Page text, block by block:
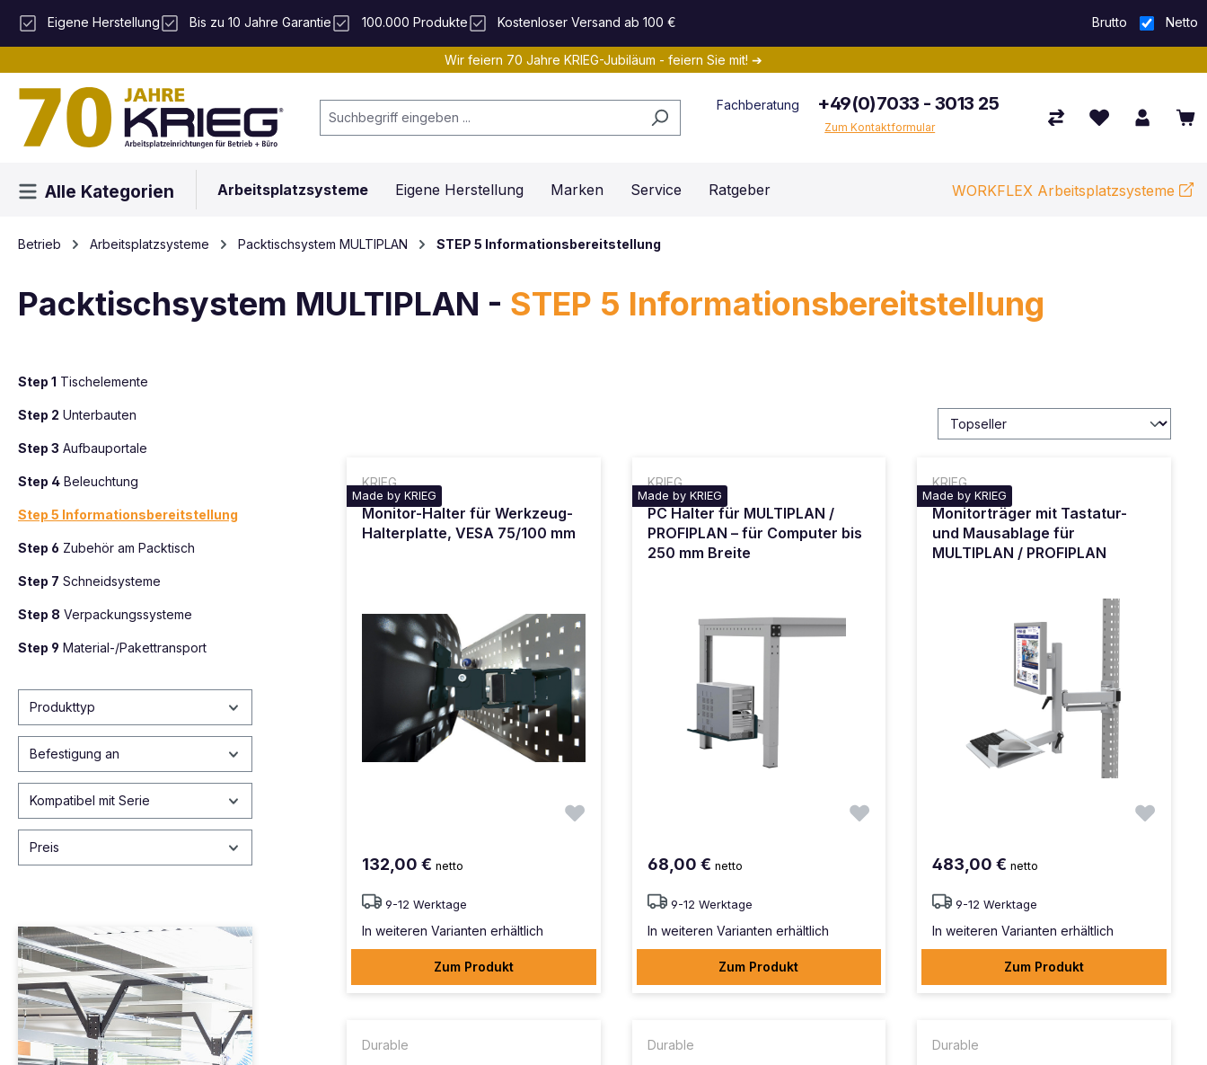
Hauptinhalt springen
Zur Suche springen
Zur Hauptnavigation springen
Eigene Herstellung Bis zu 10 Jahre Garantie 100.000 Produkte Kostenloser Versand ab 100 € Brutto Netto
Wir feiern 70 Jahre KRIEG-Jubiläum - feiern Sie mit! ➔
Fachberatung +49(0)7033 - 3013 25
Zum Kontaktformular
Alle Kategorien Arbeitsplatzsysteme Eigene Herstellung Marken Service Ratgeber WORKFLEX Arbeitsplatzsysteme
Betrieb Arbeitsplatzsysteme Packtischsystem MULTIPLAN STEP 5 Informationsbereitstellung
Packtischsystem MULTIPLAN - STEP 5 Informationsbereitstellung
Step 1 Tischelemente
Step 2 Unterbauten
Step 3 Aufbauportale
Step 4 Beleuchtung
Step 5 Informationsbereitstellung
Step 6 Zubehör am Packtisch
Step 7 Schneidsysteme
Step 8 Verpackungssysteme
Step 9 Material-/Pakettransport
Produkttyp
Befestigung an
Kompatibel mit Serie
Preis
KRIEG
Made by KRIEG
Monitor-Halter für Werkzeug-
Halterplatte, VESA 75/100 mm
132,00 € netto
9-12 Werktage
In weiteren Varianten erhältlich
Zum Produkt
KRIEG
Made by KRIEG
PC Halter für MULTIPLAN /
PROFIPLAN – für Computer bis
250 mm Breite
68,00 € netto
9-12 Werktage
In weiteren Varianten erhältlich
Zum Produkt
KRIEG
Made by KRIEG
Monitorträger mit Tastatur-
und Mausablage für
MULTIPLAN / PROFIPLAN
483,00 €netto
9-12 Werktage
In weiteren Varianten erhältlich
Zum Produkt
Durable Durable Durable